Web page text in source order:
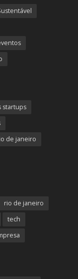
startups
de janeiro
rio de janeiro
tech